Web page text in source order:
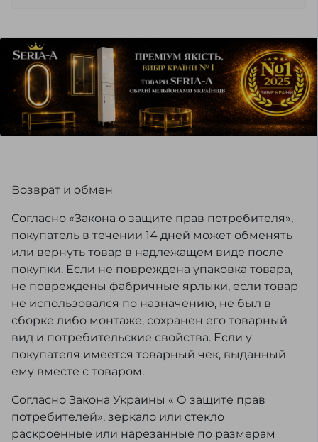
Возврат и обмен
Согласно «Закона о защите прав потребителя»,
покупатель в течении 14 дней может обменять
или вернуть товар в надлежащем виде после
покупки. Если не повреждена упаковка товара,
не повреждены фабричные ярлыки, если товар
не использовался по назначению, не был в
сборке либо монтаже, сохранен его товарный
вид и потребительские свойства. Если у
покупателя имеется товарный чек, выданный
ему вместе с товаром.
Согласно Закона Украины « О защите прав
потребителей», зеркало или стекло
раскроенные или нарезанные по размерам